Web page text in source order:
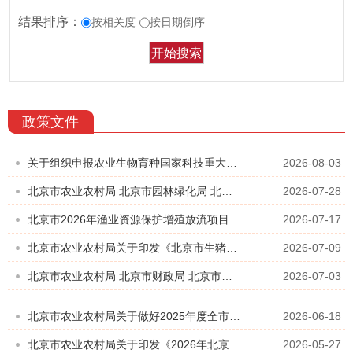
结果排序： 按相关度 按日期倒序
政策文件
2026-08-03
2026-07-28
2026-07-17
2026-07-09
2026-07-03
2026-06-18
2026-05-27